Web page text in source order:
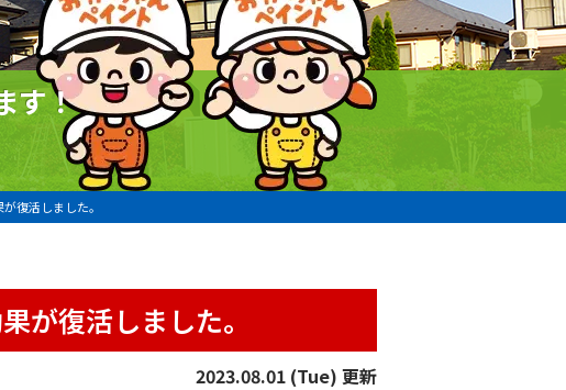
す！
復活しました。
が復活しました。
2023.08.01 (Tue) 更新